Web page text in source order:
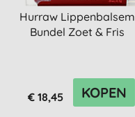
Hurraw Lippenbalsem
Bundel Zoet & Fris
€ 18,45 KOPEN